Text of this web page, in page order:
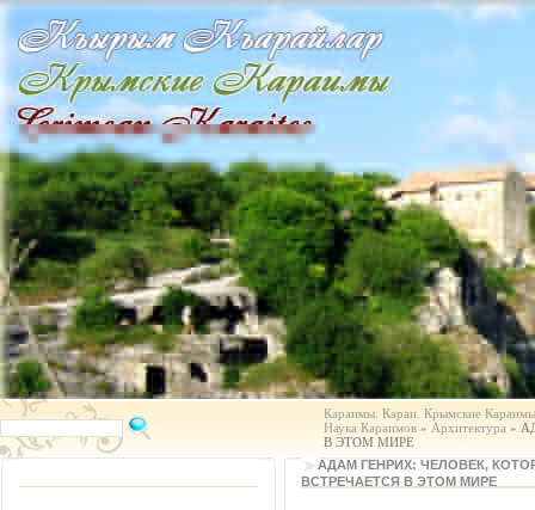
Караимы. Караи. Крымские
Наука Караимов » Архитектура »
В ЭТОМ МИРЕ
АДАМ ГЕНРИХ: ЧЕЛОВЕК,
ВСТРЕЧАЕТСЯ В ЭТОМ МИРЕ